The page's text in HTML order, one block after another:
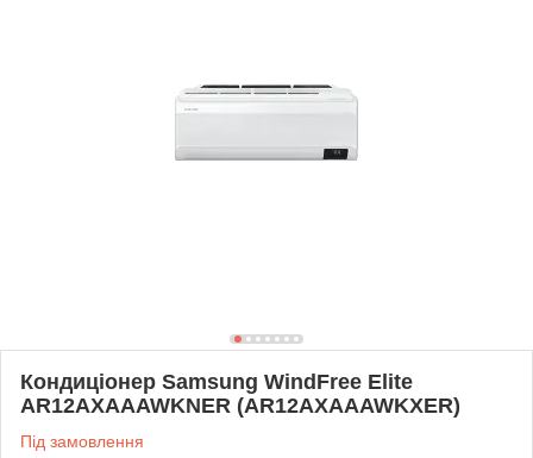
Кондиціонер Samsung WindFree Elite
AR12AXAAAWKNER (AR12AXAAAWKXER)
Під замовлення